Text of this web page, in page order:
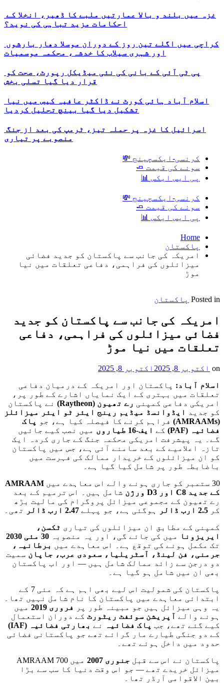
غزہ میں بلند و بالا عمارتیں ملبے کا ڈھیر، انخلا کے
احکامات مزید تباہی کی نوید؟
کراچی میں اگلے تین روز کے دوران موسلا دھار بارشوں
اور شہری سیلاب کا خدشہ، محکمہ موسمیات
پی ٹی آئی کے بانی کی نئی میڈیکل رپورٹ، صحت کو
قرار دیا گیا تسلی بخش
اسلام آباد ہائی کورٹ نے ڈاکٹر عافیہ کیس میں نیا
تشکیل دیا گیا بینچ تحلیل کردیا
اسرائیل کا غزہ پر حملہ تیز، ٹرمپ کی بعد از جنگ
منصوبے پر تیاری
کرنسی-ایکسچینج 💸
سونے کی قیمت 🧈
پی ایس ایکس 📊
کرنسی-ایکسچینج 💸
سونے کی قیمت 🧈
پی ایس ایکس 📊
Home
پاکستان
امریکہ کی جانب سے پاکستان کو جدید فضائی
میزائلوں کی فراہمی، دفاعی تعلقات میں نیا
موڑ
Posted in پاکستان
امریکہ کی جانب سے پاکستان کو جدید
فضائی میزائلوں کی فراہمی، دفاعی
تعلقات میں نیا موڑ
on اکتوبر 8, 2025
اکتوبر 8, 2025
اسلام آباد: پاکستان اور امریکہ کے درمیان دفاعی
تعلقات میں بہتری کے ایک نمایاں اشارے کے طور پر،
امریکی دفاعی کمپنی رے تھیون (Raytheon)
نے پاکستان
کو جدید ایڈوانسڈ میڈیم رینج ایئر ٹو ایئر میزائلز
(AMRAAMs)
فراہم کرنے کا فیصلہ کیا ہے، جو
پاک
فضائیہ (PAF) کے ایف-16 طیاروں
میں نصب کیے جائیں
گے۔ یہ پیشرفت امریکی محکمہ جنگ کے جاری کردہ ایک
تازہ اعلامیے کے بعد سامنے آئی ہے، جس میں پاکستان
کو ان میزائلوں کے خریدار ممالک کی فہرست میں
باضابطہ طور پر شامل کیا گیا ہے۔
30 ستمبر کو جاری ہونے والے اس معاہدے میں
AMRAAM
کے جدید C8 اور D3 ورژن
شامل ہیں۔ اس ترمیم کے بعد
رے تھیون کے مجموعی میزائل پروگرام کی مالیت بڑھ
کر 2.5 ارب ڈالر ہوگئی ہے، جو پہلے 2.47 ارب ڈالر
تھی۔
کمپنی کے مطابق ان میزائلوں کی تیاری ٹکسن،
ایریزونا
میں کی جائے گی، اور یہ منصوبہ 30 مئی 2030
تک مکمل ہونے کی توقع ہے۔ اس معاہدے میں برطانیہ،
جرمنی، فن لینڈ، آسٹریلیا، سعودی عرب، جاپان سمیت
دو درجن سے زائد ممالک شامل ہیں — اور اب پاکستان
بھی ان میں شامل ہو گیا ہے۔
پاکستان کی شمولیت اس لیے بھی اہم ہے کہ مئی 7 کے
ابتدائی معاہدے میں پاکستان کا نام شامل نہیں تھا۔
یہ وہی میزائل ہیں جو مبینہ طور پر
فروری 2019
میں
ہونے والے آپریشن سوئفٹ ریٹورٹ کے دوران استعمال
کیے گئے تھے، جب پاک فضائیہ نے بھارتی فضائیہ (IAF)
کے دو جنگی طیارے مار گرائے تھے جو پاکستانی فضائی
حدود میں داخل ہوئے تھے۔
پاکستان نے اس سے قبل جنوری 2007
میں 700 AMRAAM
میزائل خریدے تھے — جو اس وقت دنیا کا سب سے بڑا
بین الاقوامی آرڈر تھا۔